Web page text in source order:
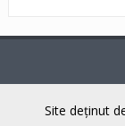
Site deţinut